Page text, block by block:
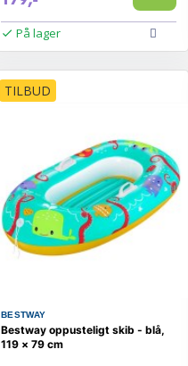
På lager
TILBUD
BESTWAY
Bestway oppusteligt skib - blå,
119 × 79 cm